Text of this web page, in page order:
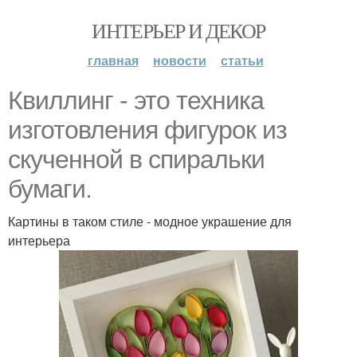
ИНТЕРЬЕР И ДЕКОР
главная новости статьи
Квиллинг - это техника
изготовления фигурок из
скученной в спиральки
бумаги.
Картины в таком стиле - модное украшение для
интерьера